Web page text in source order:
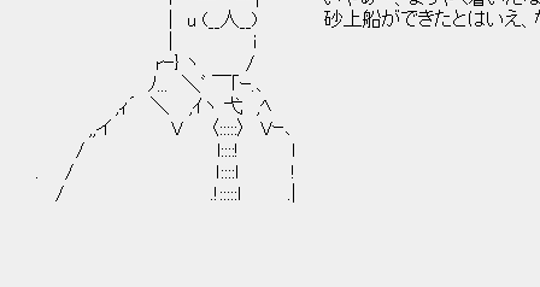
| u (__人__) 砂上船ができたとはいえ、なか
| i
rｰ} ヽ /
ﾉ... ＼ﾞ ￣｢ｰ.､
,ｨ´ ＼ ,ｲヽ 弋 ,ﾍ
,,イ V 〈:::::〉 Vｰ､
/ l::::! l
. / ｌ::::l !
/ .!:::::ｌ .|